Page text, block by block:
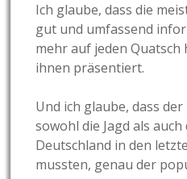
Ich glaube, dass die
gut und umfassend
mehr auf jeden
ihnen präsentiert.
Und ich glaube, dass
sowohl die Jagd als
Deutschland in den
mussten, genau der